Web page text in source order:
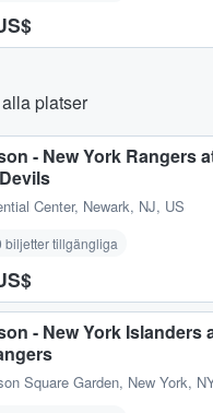
platser
- New York Rangers
Center, Newark, NJ, US
biljetter tillgängliga
- New York Islanders
Square Garden, New York,